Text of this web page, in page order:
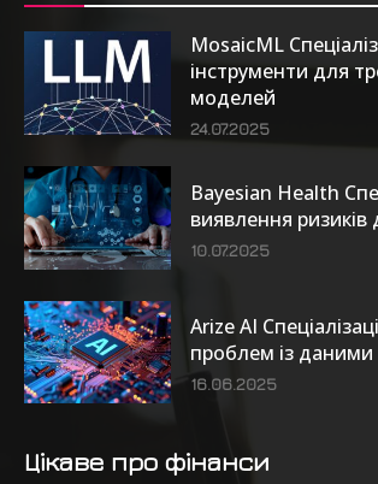
MosaicML
інструменти для
моделей
24.07.2025
Bayesian Health
виявлення ризиків
10.07.2025
Arize AI
проблем із даними
16.06.2025
Цікаве про фінанси